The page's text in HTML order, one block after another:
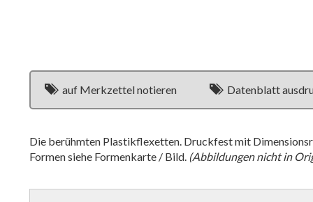
auf Merkzettel notieren Datenblatt
Die berühmten Plastikflexetten. Druckfest mit
Formen siehe Formenkarte / Bild. (Abbildungen nicht in